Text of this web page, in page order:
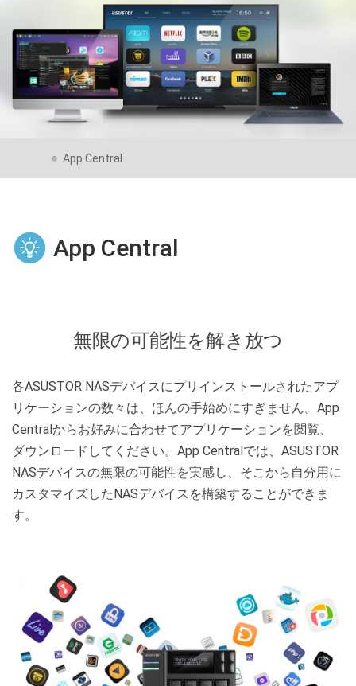
App Central
App Central
無限の可能性を解き放つ
各ASUSTOR NASデバイスにプリインストールされたアプ
リケーションの数々は、ほんの手始めにすぎません。App
Centralからお好みに合わせてアプリケーションを閲覧、
ダウンロードしてください。App Centralでは、ASUSTOR
NASデバイスの無限の可能性を実感し、そこから自分用に
カスタマイズしたNASデバイスを構築することができま
す。